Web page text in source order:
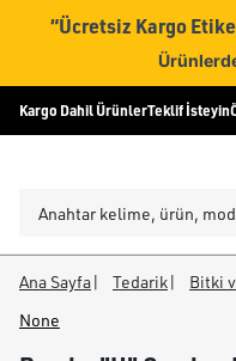
“Ücretsiz Kargo
Kargo Dahil ÜrünlerTeklif İsteyin
Ana Sayfa| Tedarik| Bitki
None